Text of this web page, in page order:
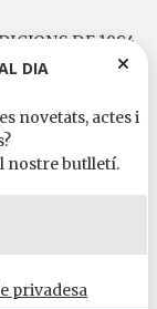
DE 1984
DIA
novetats, actes i
nostre butlletí.
privadesa